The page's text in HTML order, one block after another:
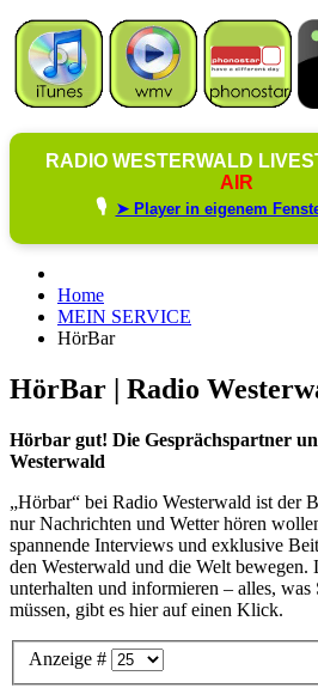
RADIO WESTERWALD
AIR
🎙️ ➤ Player in eigenem
Home
MEIN SERVICE
HörBar
HörBar | Radio
Hörbar gut! Die Gesprächspartner
Westerwald
„Hörbar“ bei Radio Westerwald ist der
nur Nachrichten und Wetter hören
spannende Interviews und exklusive
den Westerwald und die Welt bewegen.
unterhalten und informieren – alles, was
müssen, gibt es hier auf einen Klick.
Anzeige #